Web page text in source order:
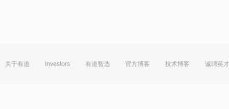
关于有道 Investors 有道智选 官方博客 技术博客 诚聘英才